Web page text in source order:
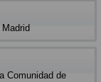
Comunidad de